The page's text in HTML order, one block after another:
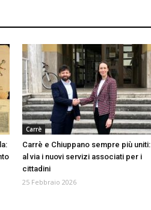
Carrè
Carrè e Chiuppano sempre più uniti:
al via i nuovi servizi associati per i
cittadini
25 Febbraio 2026